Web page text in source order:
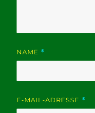
NAME *
E-MAIL-ADRESSE *